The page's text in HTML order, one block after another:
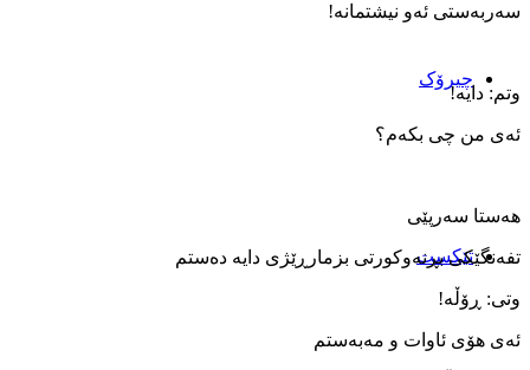
چیرۆک
تێکست
سەربەستی ئەو نیشتمانە!
وتم: دایە!
ئەی من چی بکەم؟
هەستا سەرپێی
تفەنگێکی بڕنەوکورتی بزمارڕێژی دایە دەستم
وتی: ڕۆڵە!
ئەی هۆی ئاوات و مەبەستم